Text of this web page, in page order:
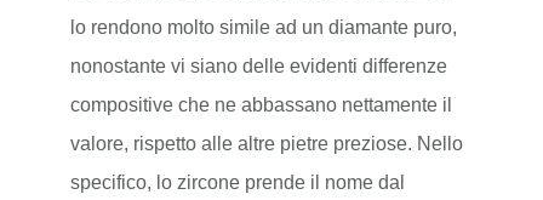
lo rendono molto simile ad un diamante puro,
nonostante vi siano delle evidenti differenze
compositive che ne abbassano nettamente il
valore, rispetto alle altre pietre preziose. Nello
specifico, lo zircone prende il nome dal